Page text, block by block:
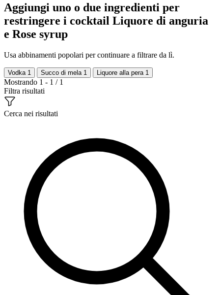
Aggiungi uno o due ingredienti per
restringere i cocktail Liquore di anguria
e Rose syrup
Usa abbinamenti popolari per continuare a filtrare da lì.
Vodka 1 Succo di mela 1 Liquore alla pera 1
Mostrando 1 - 1 / 1
Filtra risultati
Cerca nei risultati